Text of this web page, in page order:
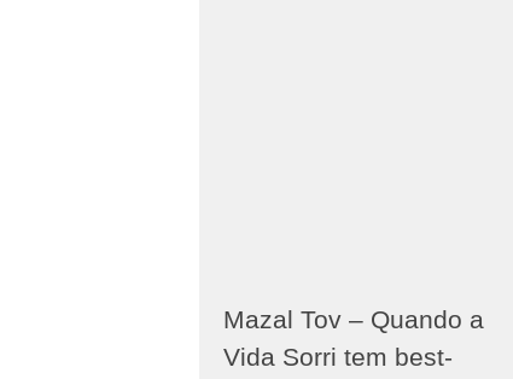
Mazal Tov – Quando a
Vida Sorri tem best-